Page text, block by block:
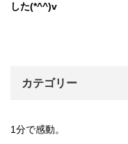
した(*^^)v
カテゴリー
1分で感動。